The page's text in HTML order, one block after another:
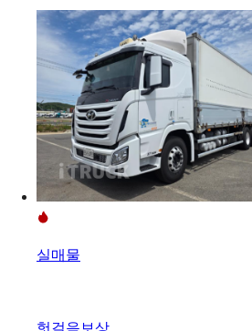
실매물
헛걸음보상